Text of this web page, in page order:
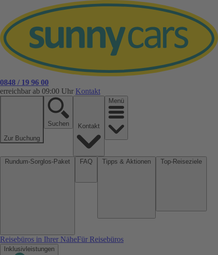
0848 / 19 96 00
erreichbar ab 09:00 Uhr Kontakt
Zur Buchung
Suchen
Menü
Reisebüros in Ihrer NäheFür Reisebüros
Inklusivleistungen